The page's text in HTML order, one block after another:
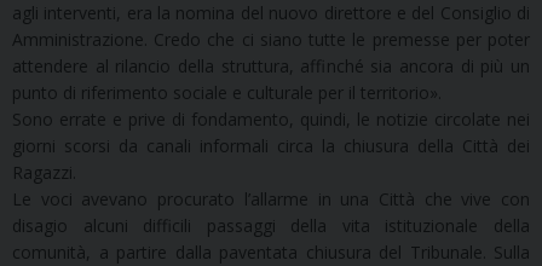
agli interventi, era la nomina del nuovo direttore e del Consiglio di
Amministrazione. Credo che ci siano tutte le premesse per poter
attendere al rilancio della struttura, affinché sia ancora di più un
punto di riferimento sociale e culturale per il territorio».
Sono errate e prive di fondamento, quindi, le notizie circolate nei
giorni scorsi da canali informali circa la chiusura della Città dei
Ragazzi.
Le voci avevano procurato l’allarme in una Città che vive con
disagio alcuni difficili passaggi della vita istituzionale della
comunità, a partire dalla paventata chiusura del Tribunale. Sulla